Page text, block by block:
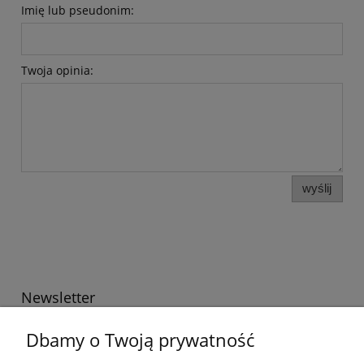
Imię lub pseudonim:
Twoja opinia:
wyślij
Newsletter
informacje o nowościach i promocjach.
Dbamy o Twoją prywatność